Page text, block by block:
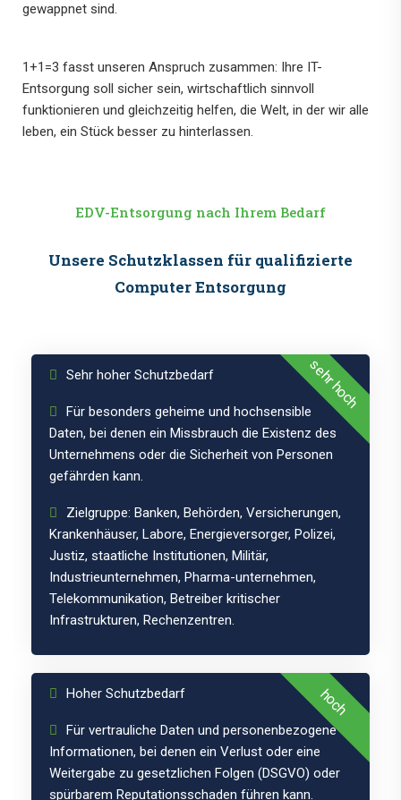
gewappnet sind.
1+1=3 fasst unseren Anspruch zusammen: Ihre IT-
Entsorgung soll sicher sein, wirtschaftlich sinnvoll
funktionieren und gleichzeitig helfen, die Welt, in der wir alle
leben, ein Stück besser zu hinterlassen.
EDV-Entsorgung nach Ihrem Bedarf
Unsere Schutzklassen für qualifizierte
Computer Entsorgung
sehr hoch
Schutzklasse
3
Sehr hoher Schutzbedarf
Für besonders geheime und hochsensible
Daten, bei denen ein Missbrauch die Existenz des
Unternehmens oder die Sicherheit von Personen
gefährden kann.
Zielgruppe: Banken, Behörden, Versicherungen,
Krankenhäuser, Labore, Energieversorger, Polizei,
Justiz, staatliche Institutionen, Militär,
Industrieunternehmen, Pharma-unternehmen,
Telekommunikation, Betreiber kritischer
Infrastrukturen, Rechenzentren.
hoch
Schutzklasse
2
Hoher Schutzbedarf
Für vertrauliche Daten und personenbezogene
Informationen, bei denen ein Verlust oder eine
Weitergabe zu gesetzlichen Folgen (DSGVO) oder
spürbarem Reputationsschaden führen kann.